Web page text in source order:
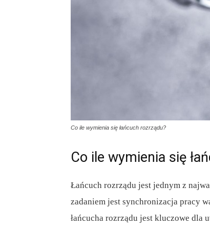
Co ile wymienia się łańcuch rozrządu?
Co ile wymienia się
Łańcuch rozrządu jest jednym z
zadaniem jest synchronizacja pracy
łańcucha rozrządu jest kluczowe